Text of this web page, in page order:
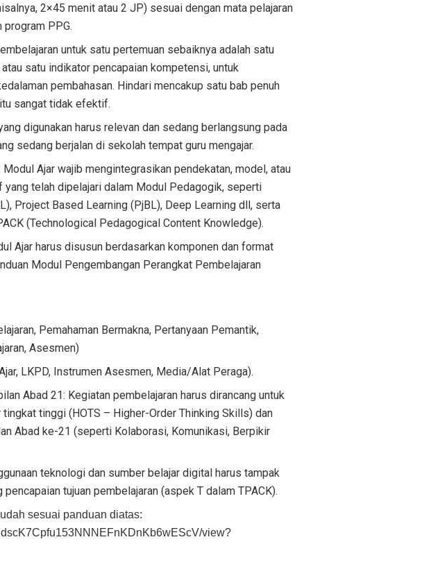
2×45 menit atau 2 JP) sesuai dengan mata pelajaran
program PPG.
untuk satu pertemuan sebaiknya adalah satu
satu indikator pencapaian kompetensi, untuk
pembahasan. Hindari mencakup satu bab penuh
sangat tidak efektif.
digunakan harus relevan dan sedang berlangsung pada
sedang berjalan di sekolah tempat guru mengajar.
Ajar wajib mengintegrasikan pendekatan, model, atau
telah dipelajari dalam Modul Pedagogik, seperti
Project Based Learning (PjBL), Deep Learning dll, serta
(Technological Pedagogical Content Knowledge).
Ajar harus disusun berdasarkan komponen dan format
Modul Pengembangan Perangkat Pembelajaran
Pemahaman Bermakna, Pertanyaan Pemantik,
Asesmen)
LKPD, Instrumen Asesmen, Media/Alat Peraga).
Abad 21: Kegiatan pembelajaran harus dirancang untuk
tinggi (HOTS – Higher-Order Thinking Skills) dan
Abad ke-21 (seperti Kolaborasi, Komunikasi, Berpikir
teknologi dan sumber belajar digital harus tampak
tujuan pembelajaran (aspek T dalam TPACK).
sesuai panduan diatas:
view?